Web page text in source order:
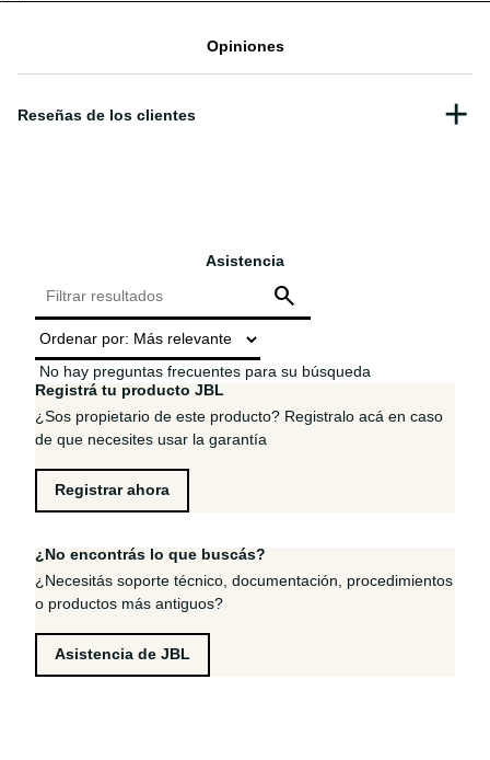
Opiniones
Asistencia
No hay preguntas frecuentes para su búsqueda
Registrá tu producto JBL
¿Sos propietario de este producto? Registralo acá en caso
de que necesites usar la garantía
Registrar ahora
¿No encontrás lo que buscás?
¿Necesitás soporte técnico, documentación, procedimientos
o productos más antiguos?
Asistencia de JBL